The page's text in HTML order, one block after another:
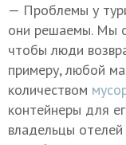
— Проблемы у
они решаемы. Мы
чтобы люди
примеру, любой
количеством
контейнеры для
владельцы